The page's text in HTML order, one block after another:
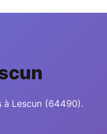
à Lescun (64490).